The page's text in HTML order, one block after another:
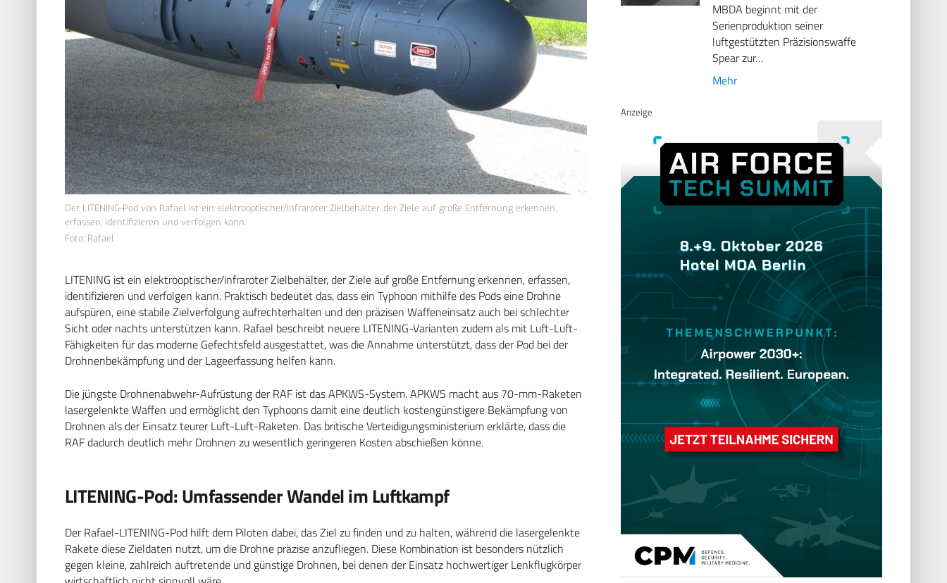
Der LITENING-Pod von Rafael ist ein elektrooptischer/infraroter Zielbehälter, der Ziele auf große Entfernung erkennen,
erfassen, identifizieren und verfolgen kann.
Foto: Rafael
LITENING ist ein elektrooptischer/infraroter Zielbehälter, der Ziele auf große Entfernung erkennen, erfassen,
identifizieren und verfolgen kann. Praktisch bedeutet das, dass ein Typhoon mithilfe des Pods eine Drohne
aufspüren, eine stabile Zielverfolgung aufrechterhalten und den präzisen Waffeneinsatz auch bei schlechter
Sicht oder nachts unterstützen kann. Rafael beschreibt neuere LITENING-Varianten zudem als mit Luft-Luft-
Fähigkeiten für das moderne Gefechtsfeld ausgestattet, was die Annahme unterstützt, dass der Pod bei der
Drohnenbekämpfung und der Lageerfassung helfen kann.
Die jüngste Drohnenabwehr-Aufrüstung der RAF ist das APKWS-System. APKWS macht aus 70-mm-Raketen
lasergelenkte Waffen und ermöglicht den Typhoons damit eine deutlich kostengünstigere Bekämpfung von
Drohnen als der Einsatz teurer Luft-Luft-Raketen. Das britische Verteidigungsministerium erklärte, dass die
RAF dadurch deutlich mehr Drohnen zu wesentlich geringeren Kosten abschießen könne.
LITENING-Pod: Umfassender Wandel im Luftkampf
Der Rafael-LITENING-Pod hilft dem Piloten dabei, das Ziel zu finden und zu halten, während die lasergelenkte
Rakete diese Zieldaten nutzt, um die Drohne präzise anzufliegen. Diese Kombination ist besonders nützlich
gegen kleine, zahlreich auftretende und günstige Drohnen, bei denen der Einsatz hochwertiger Lenkflugkörper
MBDA beginnt mit der
Serienproduktion seiner
luftgestützten Präzisionswaffe
Spear zur…
Mehr
Anzeige